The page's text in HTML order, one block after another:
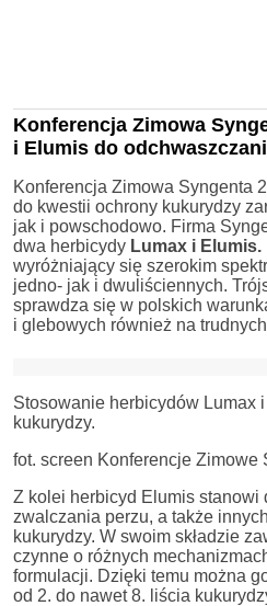
Konferencja Zimowa
i Elumis do
Konferencja Zimowa Syngenta
do kwestii ochrony kukurydzy
jak i powschodowo. Firma
dwa herbicydy Lumax i Elumis.
wyróżniający się szerokim
jedno- jak i dwuliściennych.
sprawdza się w polskich
i glebowych również na
Stosowanie herbicydów Lumax
kukurydzy.
fot. screen Konferencje Zimowe
Z kolei herbicyd Elumis stanowi
zwalczania perzu, a także
kukurydzy. W swoim składzie
czynne o różnych
formulacji. Dzięki temu można
od 2. do nawet 8. liścia